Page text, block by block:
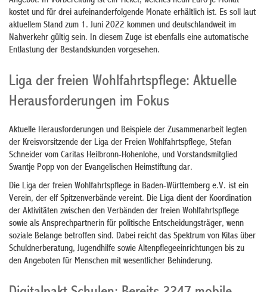
kostet und für drei aufeinanderfolgende Monate erhältlich ist. Es soll laut
aktuellem Stand zum 1. Juni 2022 kommen und deutschlandweit im
Nahverkehr gültig sein. In diesem Zuge ist ebenfalls eine automatische
Entlastung der Bestandskunden vorgesehen.
Liga der freien Wohlfahrtspflege: Aktuelle
Herausforderungen im Fokus
Aktuelle Herausforderungen und Beispiele der Zusammenarbeit legten
der Kreisvorsitzende der Liga der Freien Wohlfahrtspflege, Stefan
Schneider vom Caritas Heilbronn-Hohenlohe, und Vorstandsmitglied
Swantje Popp von der Evangelischen Heimstiftung dar.
Die Liga der freien Wohlfahrtspflege in Baden-Württemberg e.V. ist ein
Verein, der elf Spitzenverbände vereint. Die Liga dient der Koordination
der Aktivitäten zwischen den Verbänden der freien Wohlfahrtspflege
sowie als Ansprechpartnerin für politische Entscheidungsträger, wenn
soziale Belange betroffen sind. Dabei reicht das Spektrum von Kitas über
Schuldnerberatung, Jugendhilfe sowie Altenpflegeeinrichtungen bis zu
den Angeboten für Menschen mit wesentlicher Behinderung.